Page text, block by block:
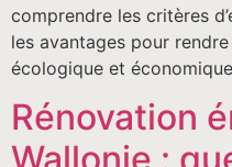
comprendre les critères
les avantages pour
écologique et
Rénovation